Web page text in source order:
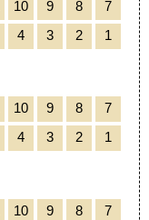
10 9 8
7
4 3 2 1
10 9 8
7
4 3 2 1
10 9 8
7